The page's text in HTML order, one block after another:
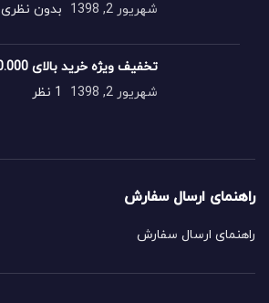
شهریور 2, 1398
بدون نظری
تخفیف ویژه خرید بالای 5.000.000 تومان
شهریور 2, 1398
1 نظر
راهنمای ارسال سفارش
راهنمای ارسال سفارش